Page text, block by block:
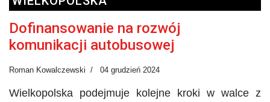
Dofinansowanie na rozwój
komunikacji autobusowej
Roman Kowalczewski 04 grudzień 2024
Wielkopolska podejmuje kolejne kroki w walce z